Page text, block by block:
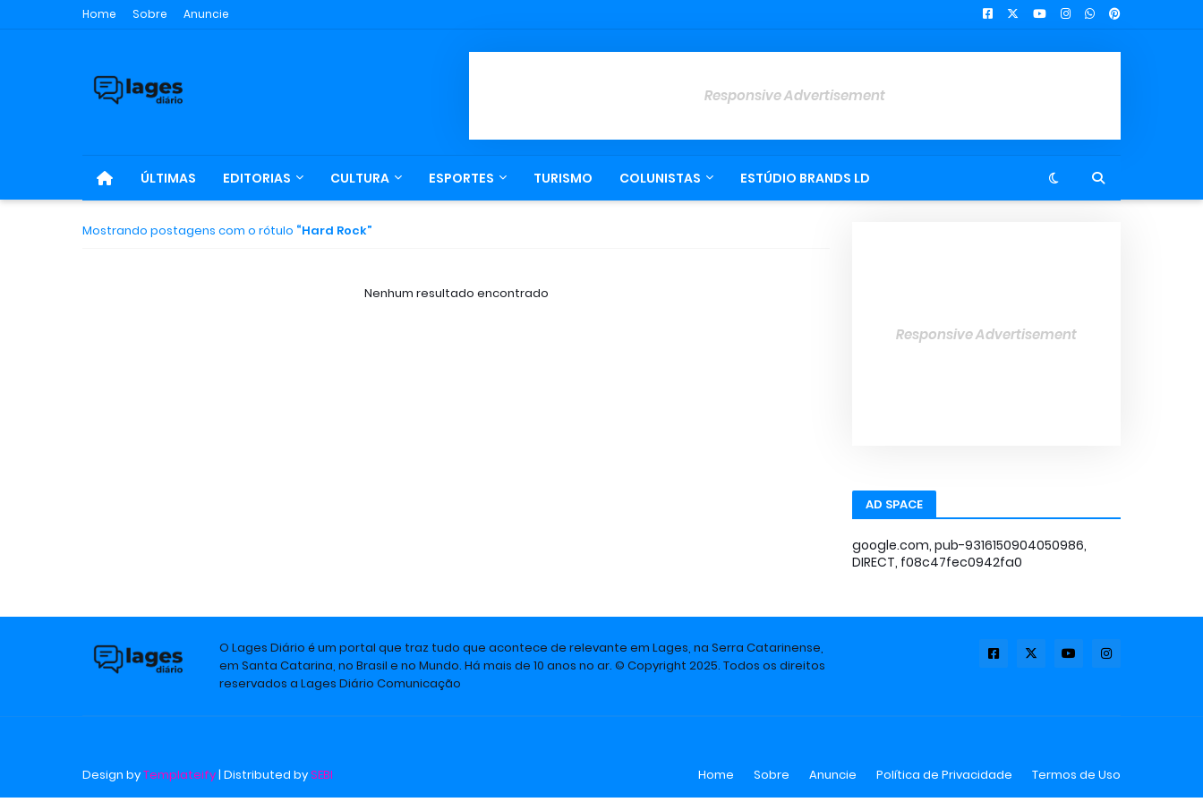
Home Sobre Anuncie
Responsive Advertisement
ÚLTIMAS EDITORIAS CULTURA ESPORTES TURISMO COLUNISTAS ESTÚDIO BRANDS LD
Mostrando postagens com o rótulo Hard Rock
Nenhum resultado encontrado
Responsive Advertisement
AD SPACE
google.com, pub-9316150904050986,
DIRECT, f08c47fec0942fa0
O Lages Diário é um portal que traz tudo que acontece de relevante em Lages, na Serra Catarinense,
em Santa Catarina, no Brasil e no Mundo. Há mais de 10 anos no ar. © Copyright 2025. Todos os direitos
reservados a Lages Diário Comunicação
Design byTemplateify| Distributed bySEBI Home Sobre Anuncie Política de Privacidade Termos de Uso